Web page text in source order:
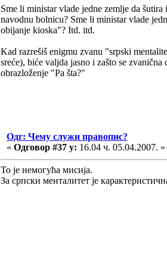
Sme li ministar vlade jedne zemlje da
navodnu bolnicu? Sme li ministar vlade
obijanje kioska"? Itd. itd.
Kad razrešiš enigmu zvanu "srpski
sreće), biće valjda jasno i zašto se
obrazloženje "Pa šta?"
Одг: Чему служи правопис?
« Одговор #37 у: 16.04 ч. 05.04.2007. »
То је немогућа мисија.
За српски менталитет је